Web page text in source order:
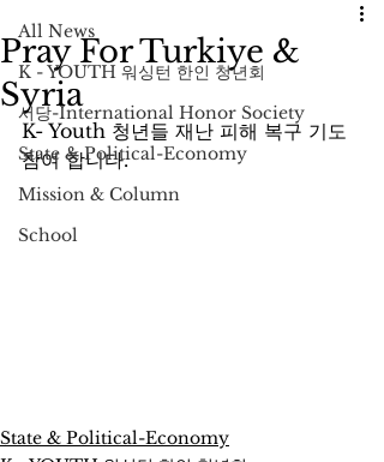
All News
K - YOUTH 워싱턴 한인 청년회
서당-International Honor Society
State & Political-Economy
Mission & Column
School
Pray For Turkiye &
Syria
K- Youth 청년들 재난 피해 복구 기도
참여 합니다.
State & Political-Economy